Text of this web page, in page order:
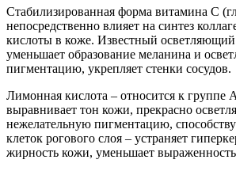
Стабилизированная форма витамина С
непосредственно влияет на синтез
кислоты в коже. Известный осветляющий
уменьшает образование меланина и
пигментацию, укрепляет стенки сосудов.
Лимонная кислота – относится к группе
выравнивает тон кожи, прекрасно
нежелательную пигментацию,
клеток рогового слоя – устраняет
жирность кожи, уменьшает